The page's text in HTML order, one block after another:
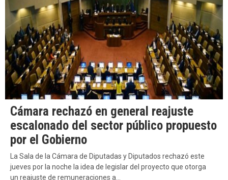
Cámara rechazó en general reajuste
escalonado del sector público propuesto
por el Gobierno
La Sala de la Cámara de Diputadas y Diputados rechazó este
jueves por la noche la idea de legislar del proyecto que otorga
un reajuste de remuneraciones a…